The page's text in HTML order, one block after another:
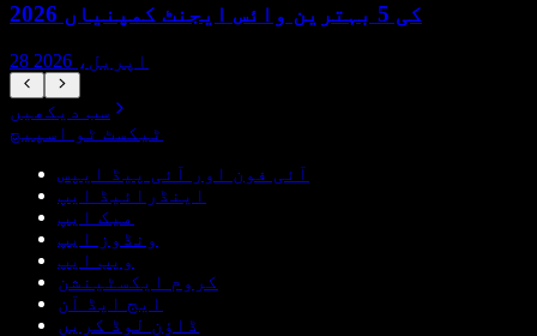
2026 کی 5 بہترین وائس ایجنٹ کمپنیاں
28 اپریل، 2026
سب دیکھیں
ٹیکسٹ ٹو اسپیچ
آئی فون اور آئی پیڈ ایپس
اینڈرائیڈ ایپ
میک ایپ
ونڈوز ایپ
ویب ایپ
کروم ایکسٹینشن
ایج ایڈ آن
ڈاؤن لوڈ کریں